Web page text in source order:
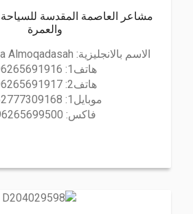
مشاعر العاصمة المقدسة
والعمرة
الاسم بالانجليزية: Almoqadasah
هاتف1:
هاتف2:
موبايل1:
فاكس: